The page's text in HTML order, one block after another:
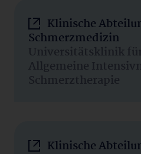
Klinische
Schmerzmedizin
Universitätsklinik
Allgemeine
Schmerztherapie
Klinische